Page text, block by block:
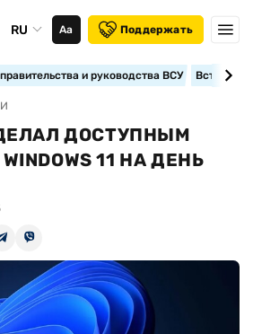
RU Аа Поддержать
и руководства ВСУ
ДОСТУПНЫМ
11 НА ДЕНЬ